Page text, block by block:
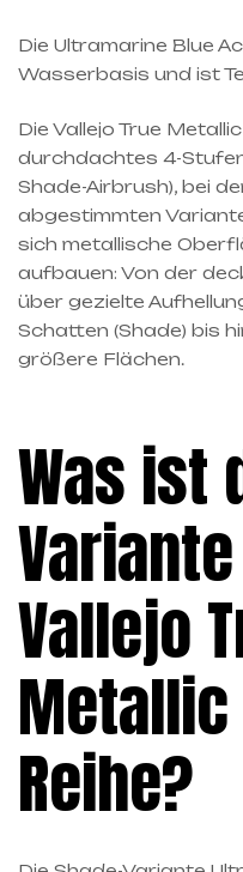
Die Ultramarine Blue
Wasserbasis und ist
Die Vallejo True
durchdachtes 4-
Shade-Airbrush), bei
abgestimmten
sich metallische
aufbauen: Von der
über gezielte
Schatten (Shade) bis
größere Flächen.
Was ist
Vallejo
Reihe?